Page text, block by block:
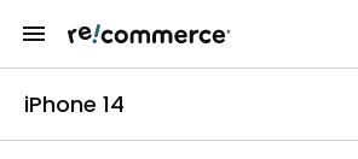
iPhone 14